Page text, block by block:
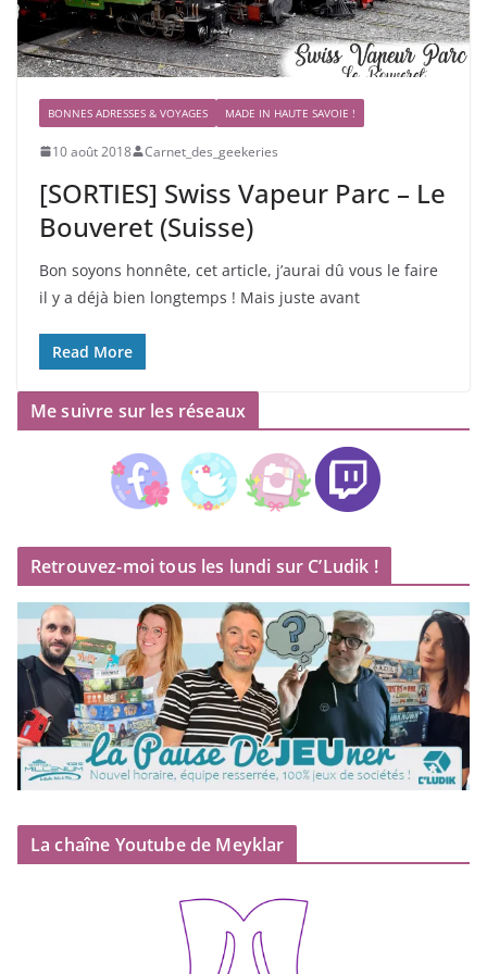
BONNES ADRESSES & VOYAGES MADE IN HAUTE SAVOIE !
10 août 2018 Carnet_des_geekeries
[SORTIES] Swiss Vapeur Parc – Le
Bouveret (Suisse)
Bon soyons honnête, cet article, j’aurai dû vous le faire
il y a déjà bien longtemps ! Mais juste avant
Read More
Me suivre sur les réseaux
Retrouvez-moi tous les lundi sur C’Ludik !
La chaîne Youtube de Meyklar